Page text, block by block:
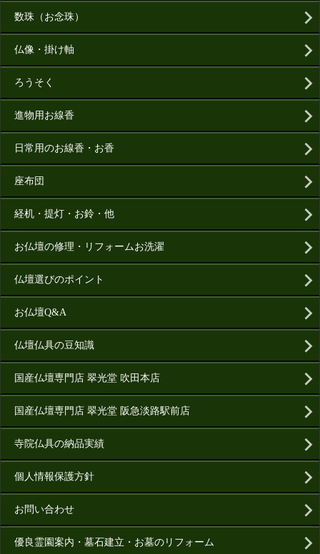
数珠（お念珠）
仏像・掛け軸
ろうそく
進物用お線香
日常用のお線香・お香
座布団
経机・提灯・お鈴・他
お仏壇の修理・リフォームお洗濯
仏壇選びのポイント
お仏壇Q&A
仏壇仏具の豆知識
国産仏壇専門店 翠光堂 吹田本店
国産仏壇専門店 翠光堂 阪急淡路駅前店
寺院仏具の納品実績
個人情報保護方針
お問い合わせ
優良霊園案内・墓石建立・お墓のリフォーム